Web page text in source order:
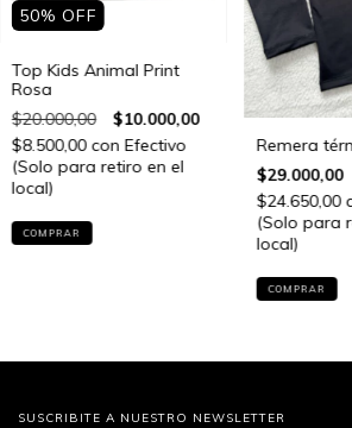
50% OFF
Top Kids Animal Print
Rosa
$20.000,00
$10.000,00
$8.500,00 con Efectivo
(Solo para retiro en el
local)
COMPRAR
Remera
$29.000,00
$24.650,00
(Solo para
local)
COMPRAR
SUSCRIBITE A NUESTRO NEWSLETTER